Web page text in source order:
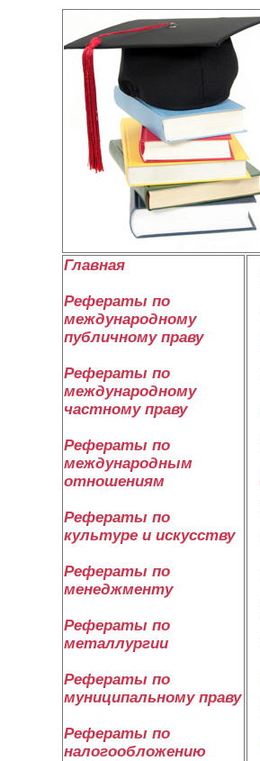
Главная
Рефераты по
международному
публичному праву
Рефераты по
международному
частному праву
Рефераты по
международным
отношениям
Рефераты по
культуре и искусству
Рефераты по
менеджменту
Рефераты по
металлургии
Рефераты по
муниципальному праву
Рефераты по
налогообложению